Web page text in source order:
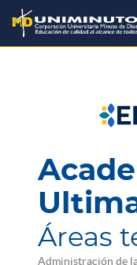
Pasar
contenido
principal
Áreas
Administración de